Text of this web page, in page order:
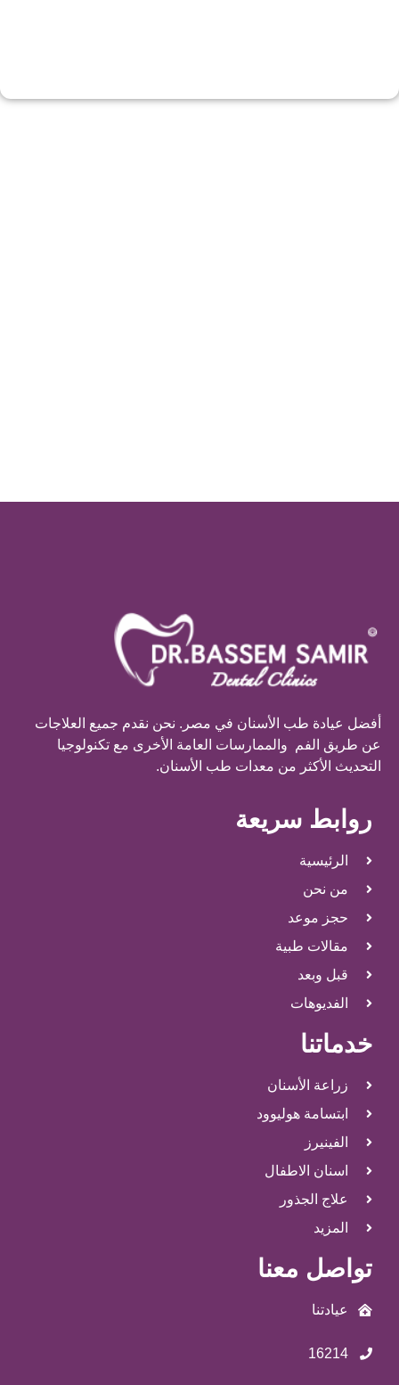
أفضل عيادة طب الأسنان في مصر. نحن نقدم جميع العلاجات
عن طريق الفم والممارسات العامة الأخرى مع تكنولوجيا
التحديث الأكثر من معدات طب الأسنان.
روابط سريعة
الرئيسية
من نحن
حجز موعد
مقالات طبية
قبل وبعد
الفديوهات
خدماتنا
زراعة الأسنان
ابتسامة هوليوود
الفينيرز
اسنان الاطفال
علاج الجذور
المزيد
تواصل معنا
عيادتنا
16214